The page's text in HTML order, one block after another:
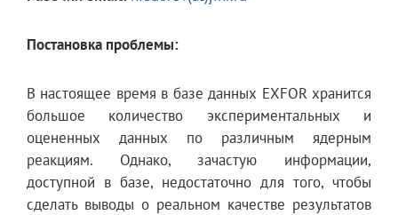
Постановка проблемы:
В настоящее время в базе данных EXFOR хранится
большое количество экспериментальных и
оцененных данных по различным ядерным
реакциям. Однако, зачастую информации,
доступной в базе, недостаточно для того, чтобы
сделать выводы о реальном качестве результатов